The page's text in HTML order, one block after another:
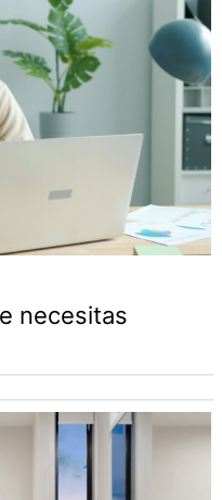
necesitas